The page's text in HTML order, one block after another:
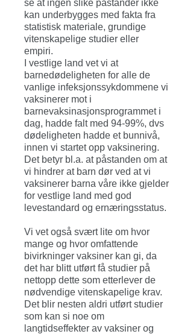
se at ingen slike påstander ikke
kan underbygges med fakta fra
statistisk materiale, grundige
vitenskapelige studier eller
empiri.
I vestlige land vet vi at
barnedødeligheten for alle de
vanlige infeksjonssykdommene vi
vaksinerer mot i
barnevaksinasjonsprogrammet i
dag, hadde falt med 94-99%, dvs
dødeligheten hadde et bunnivå,
innen vi startet opp vaksinering.
Det betyr bl.a. at påstanden om at
vi hindrer at barn dør ved at vi
vaksinerer barna våre ikke gjelder
for vestlige land med god
levestandard og ernæringsstatus.
Vi vet også svært lite om hvor
mange og hvor omfattende
bivirkninger vaksiner kan gi, da
det har blitt utført få studier på
nettopp dette som etterlever de
nødvendige vitenskapelige krav.
Det blir nesten aldri utført studier
som kan si noe om
langtidseffekter av vaksiner og